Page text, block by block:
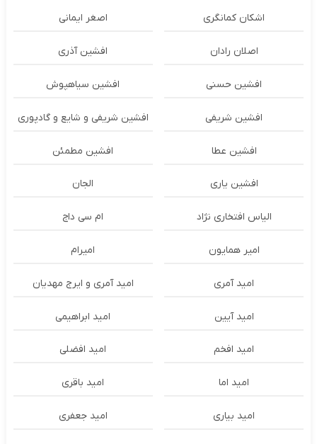
اشکان‌ کمانگری اصغر ایمانی
اصلان رادان افشین آذری
افشین حسنی افشین سیاهپوش
افشین شریفی افشین شریفی و شایع و گادپوری
افشین عطا افشین مطمئن
افشین یاری الجان
الیاس افتخاری نژاد ام سی داج
امير همايون اميرام
امید آمری امید آمری و ایرج مهدیان
امید آیین امید ابراهیمی
امید افخم امید افضلی
امید اما امید باقری
امید بیاری امید جعفری